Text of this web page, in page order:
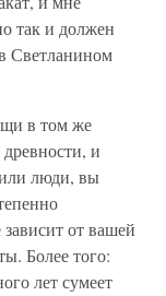
так и должен
Светланином
в том же
и
люди, вы
зависит от вашей
Более того:
лет сумеет